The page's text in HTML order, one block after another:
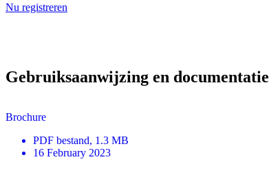
Nu registreren
Gebruiksaanwijzing en documentatie
Brochure
PDF bestand, 1.3 MB
16 February 2023